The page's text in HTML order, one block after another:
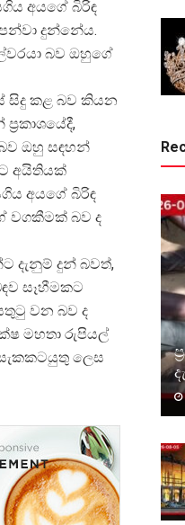
අයගේ බිරිඳ
දුන්නේය.
බව ඔහුගේ
සිදු කළ බව කියන
ප්රකාශයේදී,
ඔහු සඳහන්
අයිතියක්
අයගේ බිරිඳ
වගකීමක් බව ද
දැනුම් දුන් බවත්,
සෑහීමකට
වන බව ද
මහතා රුපියල්
ලෙස